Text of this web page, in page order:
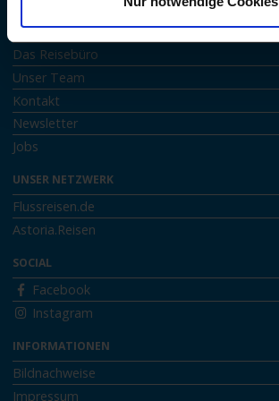
ÜBER ASTORIA
Das Reisebüro
Unser Team
Kontakt
Newsletter
Jobs
UNSER NETZWERK
Flussreisen.de
Astoria.Reisen
SOCIAL
Facebook
Instagram
INFORMATIONEN
Bildnachweise
Impressum